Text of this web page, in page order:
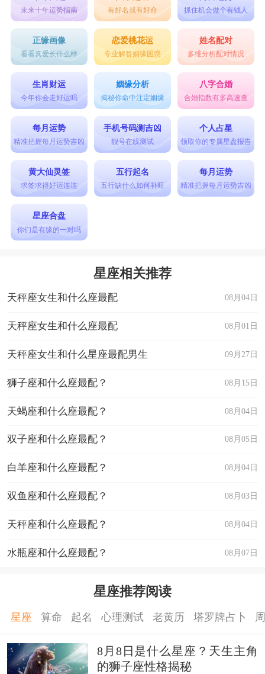
未来十年运势指南 有好名就有好命 抓住机会做个有钱人
正缘画像
看看真爱长什么样
恋爱桃花运
专业解答姻缘困惑
姓名配对
多维分析配对情况
生肖财运
今年你会走好运吗
姻缘分析
揭秘你命中注定姻缘
八字合婚
合婚指数有多高速查
每月运势
精准把握每月运势吉凶
手机号码测吉凶
靓号在线测试
个人占星
领取你的专属星盘报告
黄大仙灵签
求签求得好运连连
五行起名
五行缺什么如何补旺
每月运势
精准把握每月运势吉凶
星座合盘
你们是有缘的一对吗
星座相关推荐
08月04日
天秤座女生和什么座最配
08月01日
天秤座女生和什么座最配
09月27日
天秤座女生和什么星座最配男生
08月15日
狮子座和什么座最配？
08月04日
天蝎座和什么座最配？
08月05日
双子座和什么座最配？
08月04日
白羊座和什么座最配？
08月03日
双鱼座和什么座最配？
08月04日
天秤座和什么座最配？
08月07日
水瓶座和什么座最配？
星座推荐阅读
星座 算命 起名 心理测试 老黄历 塔罗牌占卜
8月8日是什么星座？天生主角
的狮子座性格揭秘